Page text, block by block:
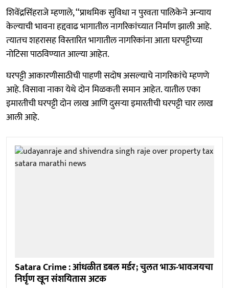
शिवेंद्रसिंहराजे म्‍हणाले, ‘‘प्राथमिक सुविधा न पुरवता पालिकेने अन्‍याय
केल्‍याची भावना हद्दवाढ भागातील नागरिकांच्‍यात निर्माण झाली आहे.
त्‍यातच शहरासह विस्तारित भागातील नागरिकांना आता घरपट्टीच्या
नोटिसा पाठविण्‍यात आल्‍या आहेत.
घरपट्टी आकारणीसाठीची पाहणी सदोष असल्‍याचे नागरिकांचे म्‍हणणे
आहे. विसावा नाका येथे दोन मिळकती समान आहेत. यातील एका
इमारतीची घरपट्टी दोन लाख आणि दुसऱ्या इमारतीची घरपट्टी चार लाख
आली आहे.
Satara Crime : आंधळीत डबल मर्डर; चुलत भाऊ-भावजयचा
निर्घृण खून संशयितास अटक